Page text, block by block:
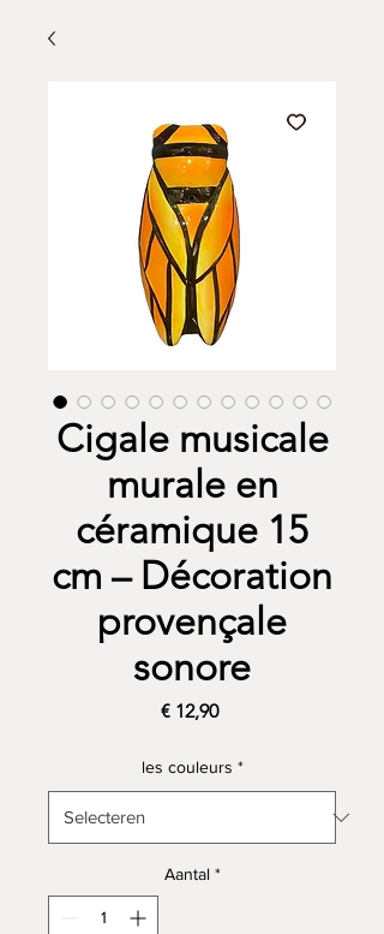
Cigale musicale
murale en
céramique 15
cm – Décoration
provençale
sonore
€ 12,90Prijs
les couleurs *
Aantal *